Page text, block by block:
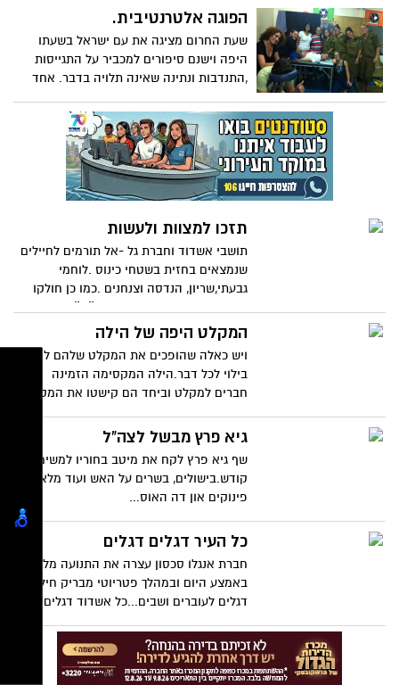
מוזמנים..חברים אנחנו מקבלים הודעות
ובכלל...אתם מוזמנים להגיע עם כל מה שרק
תרצו....תנו לצה"ל להביס...
הפוגה אלטרנטיבית.
שעת החרום מציגה את עם ישראל בשעתו
היפה וישנם סיפורים למכביר על התגייסות
,התנדבות ונתינה שאינה תלויה בדבר. אחד
מטפלים בשיטות אלטרנטיביות שהגיעו למרכז
הנוער העירוני באשדוד מצוידים במיטות
טיפול כדי לשחרר קצת לחץ למתנדבים
הרבים ששהו במקום:
תזכו למצוות ולעשות
תושבי אשדוד וחברת גל -אל תורמים לחיילים
שנמצאים בחזית בשטחי כינוס .לוחמי
גבעתי,שריון, הנדסה וצנחנים .כמו כן חולקו
כ-200 ספרי תהילים שנתרמו ע״י ״כתר
ההידור ״מנתיבות .
המקלט היפה של הילה
ויש כאלה שהופכים את המקלט שלהם למקום
בילוי לכל דבר.הילה המקסימה הזמינה
חברים למקלט וביחד הם קישטו את המקלט
גיא פרץ מבשל לצה"ל
שף גיא פרץ לקח את מיטב בחוריו למשימת
קודש.בישולים, בשרים על האש ועוד מלא
פינוקים און דה האוס...
כל העיר דגלים דגלים
חברת אנגלו סכסון עצרה את התנועה מלכת
באמצע היום ובמהלך פטריוטי מבריק חילקו
דגלים לעוברים ושבים...כל אשדוד דגלים